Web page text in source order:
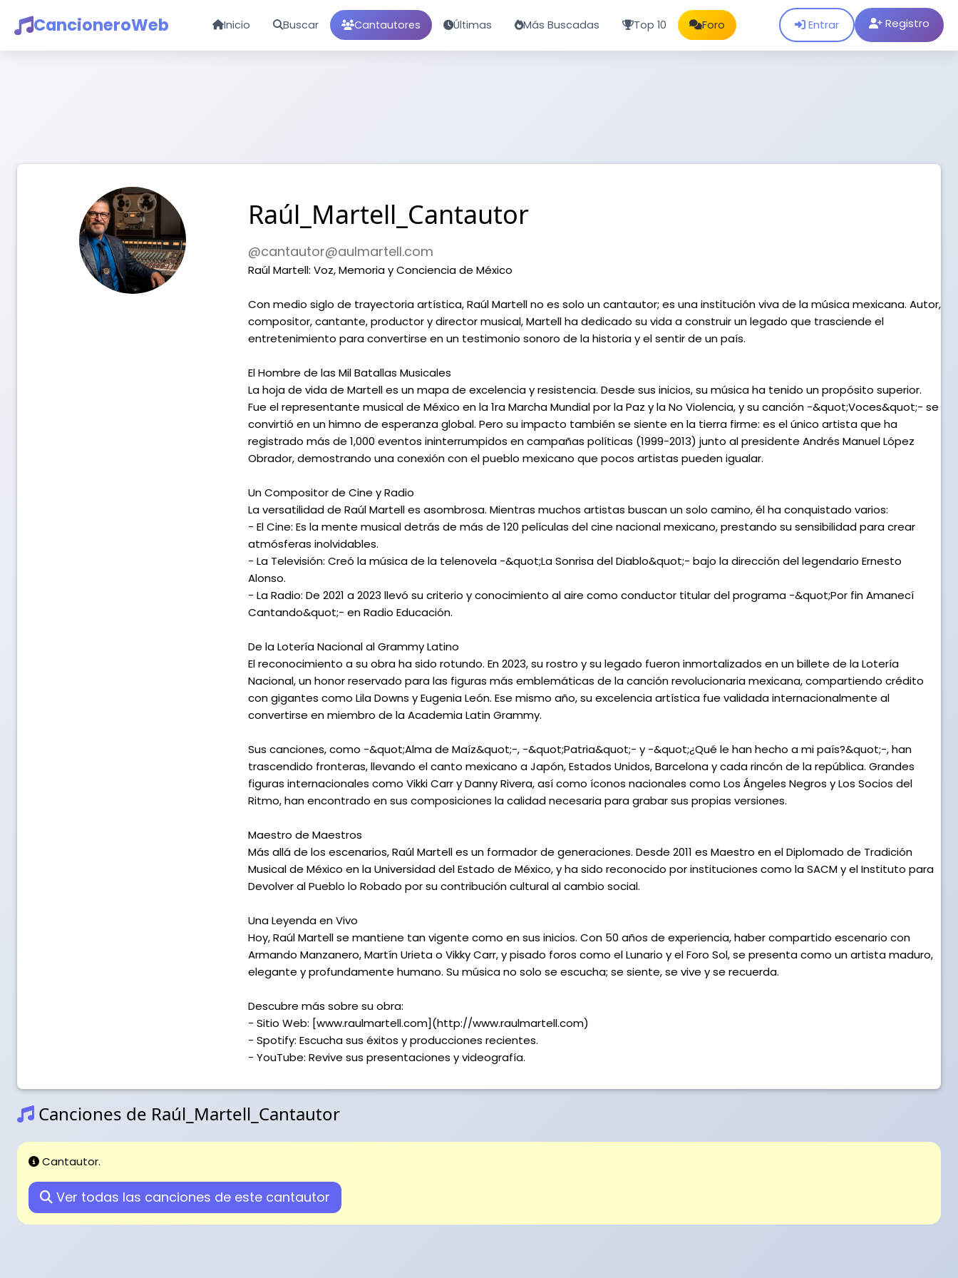
CancioneroWeb Inicio Buscar Cantautores Últimas Más Buscadas Top 10 Foro Entrar Registro
Raúl_Martell_Cantautor
@cantautor@aulmartell.com
Raúl Martell: Voz, Memoria y Conciencia de México
Con medio siglo de trayectoria artística, Raúl Martell no es solo un cantautor; es una institución viva de la música mexicana. Autor,
compositor, cantante, productor y director musical, Martell ha dedicado su vida a construir un legado que trasciende el
entretenimiento para convertirse en un testimonio sonoro de la historia y el sentir de un país.
El Hombre de las Mil Batallas Musicales
La hoja de vida de Martell es un mapa de excelencia y resistencia. Desde sus inicios, su música ha tenido un propósito superior.
Fue el representante musical de México en la 1ra Marcha Mundial por la Paz y la No Violencia, y su canción -&quot;Voces&quot;- se
convirtió en un himno de esperanza global. Pero su impacto también se siente en la tierra firme: es el único artista que ha
registrado más de 1,000 eventos ininterrumpidos en campañas políticas (1999-2013) junto al presidente Andrés Manuel López
Obrador, demostrando una conexión con el pueblo mexicano que pocos artistas pueden igualar.
Un Compositor de Cine y Radio
La versatilidad de Raúl Martell es asombrosa. Mientras muchos artistas buscan un solo camino, él ha conquistado varios:
- El Cine: Es la mente musical detrás de más de 120 películas del cine nacional mexicano, prestando su sensibilidad para crear
atmósferas inolvidables.
- La Televisión: Creó la música de la telenovela -&quot;La Sonrisa del Diablo&quot;- bajo la dirección del legendario Ernesto
Alonso.
- La Radio: De 2021 a 2023 llevó su criterio y conocimiento al aire como conductor titular del programa -&quot;Por fin Amanecí
Cantando&quot;- en Radio Educación.
De la Lotería Nacional al Grammy Latino
El reconocimiento a su obra ha sido rotundo. En 2023, su rostro y su legado fueron inmortalizados en un billete de la Lotería
Nacional, un honor reservado para las figuras más emblemáticas de la canción revolucionaria mexicana, compartiendo crédito
con gigantes como Lila Downs y Eugenia León. Ese mismo año, su excelencia artística fue validada internacionalmente al
convertirse en miembro de la Academia Latin Grammy.
Sus canciones, como -&quot;Alma de Maíz&quot;-, -&quot;Patria&quot;- y -&quot;¿Qué le han hecho a mi país?&quot;-, han
trascendido fronteras, llevando el canto mexicano a Japón, Estados Unidos, Barcelona y cada rincón de la república. Grandes
figuras internacionales como Vikki Carr y Danny Rivera, así como íconos nacionales como Los Ángeles Negros y Los Socios del
Ritmo, han encontrado en sus composiciones la calidad necesaria para grabar sus propias versiones.
Maestro de Maestros
Más allá de los escenarios, Raúl Martell es un formador de generaciones. Desde 2011 es Maestro en el Diplomado de Tradición
Musical de México en la Universidad del Estado de México, y ha sido reconocido por instituciones como la SACM y el Instituto para
Devolver al Pueblo lo Robado por su contribución cultural al cambio social.
Una Leyenda en Vivo
Hoy, Raúl Martell se mantiene tan vigente como en sus inicios. Con 50 años de experiencia, haber compartido escenario con
Armando Manzanero, Martín Urieta o Vikky Carr, y pisado foros como el Lunario y el Foro Sol, se presenta como un artista maduro,
elegante y profundamente humano. Su música no solo se escucha; se siente, se vive y se recuerda.
Descubre más sobre su obra:
- Sitio Web: [www.raulmartell.com](http://www.raulmartell.com)
- Spotify: Escucha sus éxitos y producciones recientes.
- YouTube: Revive sus presentaciones y videografía.
Canciones de Raúl_Martell_Cantautor
Cantautor.
Ver todas las canciones de este cantautor